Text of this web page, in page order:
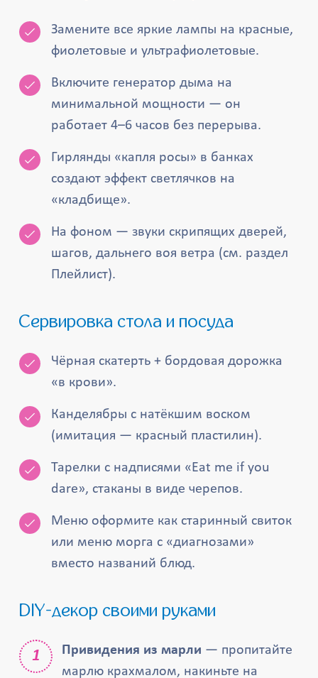
Замените все яркие лампы на красные,
фиолетовые и ультрафиолетовые.
Включите генератор дыма на
минимальной мощности — он
работает 4–6 часов без перерыва.
Гирлянды «капля росы» в банках
создают эффект светлячков на
«кладбище».
На фоном — звуки скрипящих дверей,
шагов, дальнего воя ветра (см. раздел
Плейлист).
Сервировка стола и посуда
Чёрная скатерть + бордовая дорожка
«в крови».
Канделябры с натёкшим воском
(имитация — красный пластилин).
Тарелки с надписями «Eat me if you
dare», стаканы в виде черепов.
Меню оформите как старинный свиток
или меню морга с «диагнозами»
вместо названий блюд.
DIY-декор своими руками
Привидения из марли — пропитайте
марлю крахмалом, накиньте на